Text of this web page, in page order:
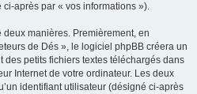
après par « vos informations »).
manières. Premièrement, en
de Dés », le logiciel phpBB créera un
des petits fichiers textes téléchargés dans
Internet de votre ordinateur. Les deux
identifiant utilisateur (désigné ci-après